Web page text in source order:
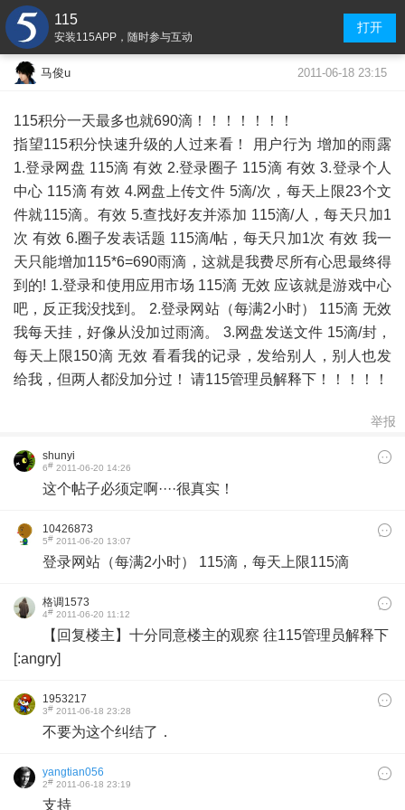
115
安装115APP，随时参与互动
打开
马俊u 2011-06-18 23:15
115积分一天最多也就690滴！！！！！！！
指望115积分快速升级的人过来看！ 用户行为 增加的雨露
1.登录网盘 115滴 有效 2.登录圈子 115滴 有效 3.登录个人
中心 115滴 有效 4.网盘上传文件 5滴/次，每天上限23个文
件就115滴。有效 5.查找好友并添加 115滴/人，每天只加1
次 有效 6.圈子发表话题 115滴/帖，每天只加1次 有效 我一
天只能增加115*6=690雨滴，这就是我费尽所有心思最终得
到的! 1.登录和使用应用市场 115滴 无效 应该就是游戏中心
吧，反正我没找到。 2.登录网站（每满2小时） 115滴 无效
我每天挂，好像从没加过雨滴。 3.网盘发送文件 15滴/封，
每天上限150滴 无效 看看我的记录，发给别人，别人也发
给我，但两人都没加分过！ 请115管理员解释下！！！！！
举报
shunyi
6# 2011-06-20 14:26
这个帖子必须定啊····很真实！
10426873
5# 2011-06-20 13:07
登录网站（每满2小时） 115滴，每天上限115滴
格调1573
4# 2011-06-20 11:12
【回复楼主】十分同意楼主的观察 往115管理员解释下
[:angry]
1953217
3# 2011-06-18 23:28
不要为这个纠结了．
yangtian056
2# 2011-06-18 23:19
支持